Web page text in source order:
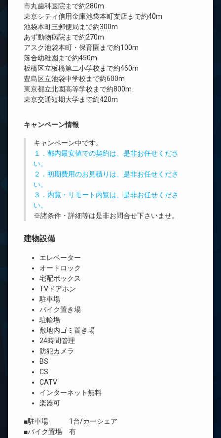
市丸歯科医院まで約280m
東京シティ信用金庫池袋本町支店まで約40m
池袋本町三郵便局まで約300m
あず動物病院まで約270m
アスク池袋本町・保育園まで約100m
落合幼稚園まで約450m
板橋区立板橋第二小学校まで約460m
豊島区立池袋中学校まで約600m
東京都立北園高等学校まで約800m
東京交通短期大学まで約420m
キャンペーン情報
キャンペーン中です。
１．都内最安値での契約は、是非お任せくださ
い。
２．初期費用のお見積りは、是非お任せくださ
い。
３．内覧・リモート内覧は、是非お任せくださ
い。
※諸条件・詳細等は是非お問合せ下さいませ。
建物設備
エレベーター
オートロック
宅配ボックス
TVドアホン
駐車場
バイク置き場
駐輪場
敷地内ゴミ置き場
24時間管理
防犯カメラ
BS
CS
CATV
インターネット無料
楽器可
■駐車場 1台/カーシェア
■バイク置場 有